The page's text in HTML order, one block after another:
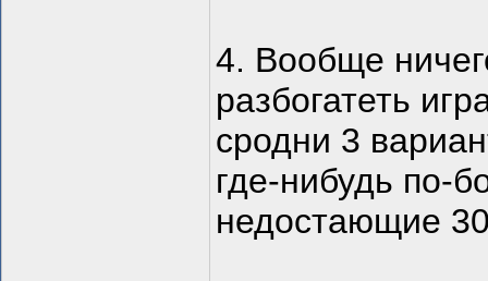
4. Вообще
разбогатеть
сродни 3
где-нибудь по-
недостающие